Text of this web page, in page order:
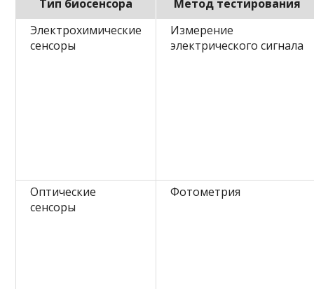
Тип биосенсора
Метод тестирования
Электрохимические
сенсоры
Измерение
электрического сигнала
Оптические
сенсоры
Фотометрия